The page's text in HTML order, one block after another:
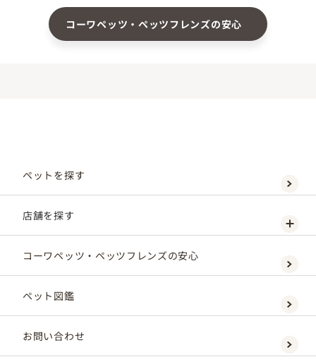
コーワペッツ・ペッツフレンズの安心
ペットを探す
店舗を探す
コーワペッツ・ペッツフレンズの安心
ペット図鑑
お問い合わせ